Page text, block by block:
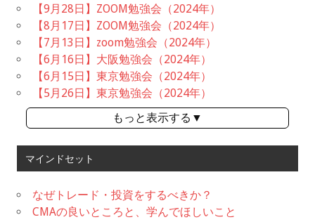
【9月28日】ZOOM勉強会（2024年）
【8月17日】ZOOM勉強会（2024年）
【7月13日】zoom勉強会（2024年）
【6月16日】大阪勉強会（2024年）
【6月15日】東京勉強会（2024年）
【5月26日】東京勉強会（2024年）
もっと表示する▼
マインドセット
なぜトレード・投資をするべきか？
CMAの良いところと、学んでほしいこと